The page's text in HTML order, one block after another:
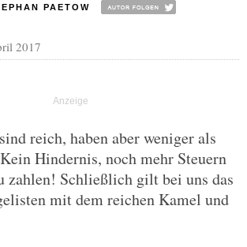
PAETOW
2017
reich, haben aber weniger als
Hindernis, noch mehr Steuern
zahlen! Schließlich gilt bei uns das
mit dem reichen Kamel und